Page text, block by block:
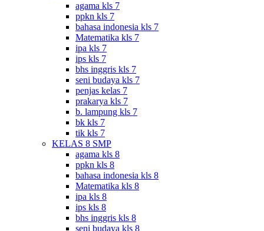
agama kls 7
ppkn kls 7
bahasa indonesia kls 7
Matematika kls 7
ipa kls 7
ips kls 7
bhs inggris kls 7
seni budaya kls 7
penjas kelas 7
prakarya kls 7
b. lampung kls 7
bk kls 7
tik kls 7
KELAS 8 SMP
agama kls 8
ppkn kls 8
bahasa indonesia kls 8
Matematika kls 8
ipa kls 8
ips kls 8
bhs inggris kls 8
seni budaya kls 8